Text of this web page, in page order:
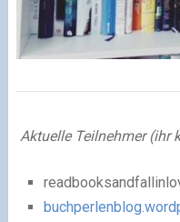
Aktuelle Teilnehmer (ihr